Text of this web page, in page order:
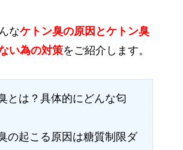
なケトン臭の原因とケトン臭
い為の対策をご紹介します。
とは？具体的にどんな匂
の起こる原因は糖質制限ダ